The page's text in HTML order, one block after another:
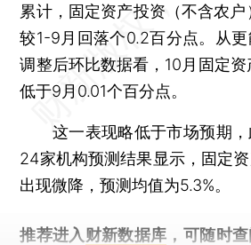
累计，固定资产投资（不含农户
较1-9月回落个0.2百分点。从
调整后环比数据看，10月固定资
低于9月0.01个百分点。
这一表现略低于市场预期，
24家机构预测结果显示，固定
出现微降，预测均值为5.3%。
推荐进入 财新数据库 ，可随时